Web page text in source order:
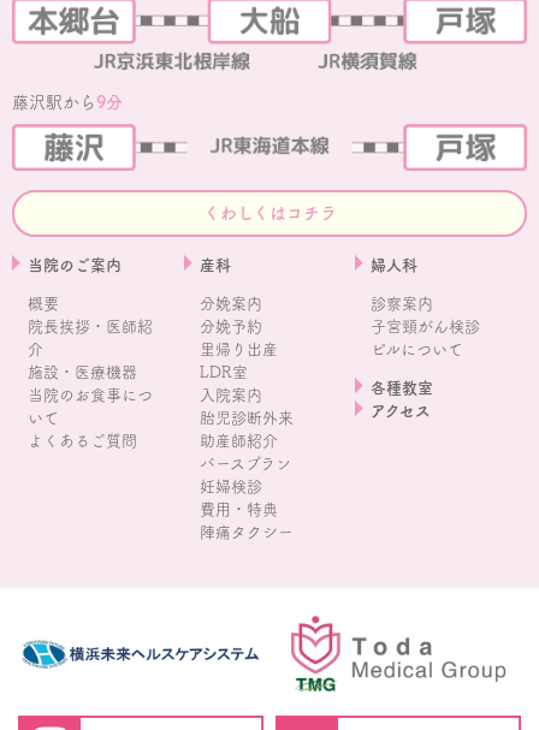
藤沢駅から9分
くわしくはコチラ
当院のご案内
概要
院長挨拶・医師紹
介
施設・医療機器
当院のお食事につ
いて
よくあるご質問
産科
分娩案内
分娩予約
里帰り出産
LDR室
入院案内
胎児診断外来
助産師紹介
バースプラン
妊婦検診
費用・特典
陣痛タクシー
婦人科
診察案内
子宮頸がん検診
ピルについて
各種教室
アクセス